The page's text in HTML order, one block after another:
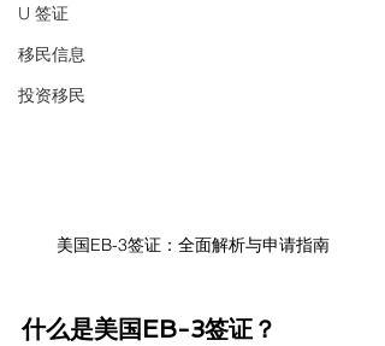
U 签证
移民信息
投资移民
美国EB-3签证：全面解析与申请指南
什么是美国EB-3签证？